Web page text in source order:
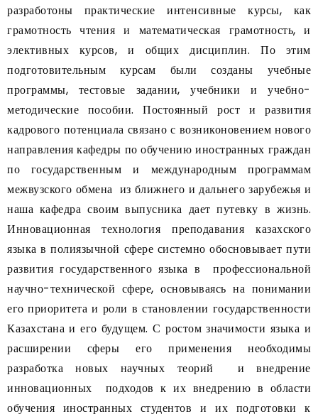
разработоны практические интенсивные курсы, как
грамотность чтения и математическая грамотность, и
элективных курсов, и общих дисциплин. По этим
подготовительным курсам были созданы учебные
программы, тестовые задании, учебники и учебно-
методические пособии. Постоянный рост и развития
кадрового потенциала связано с возниконовением нового
направления кафедры по обучению иностранных граждан
по государственным и международным программам
межвузского обмена из ближнего и дальнего зарубежья и
наша кафедра своим выпусника дает путевку в жизнь.
Инновационная технология преподавания казахского
языка в полиязычной сфере системно обосновывает пути
развития государственного языка в профессиональной
научно-технической сфере, основываясь на понимании
его приоритета и роли в становлении государственности
Казахстана и его будущем. С ростом значимости языка и
расширении сферы его применения необходимы
разработка новых научных теорий и внедрение
инновационных подходов к их внедрению в области
обучения иностранных студентов и их подготовки к